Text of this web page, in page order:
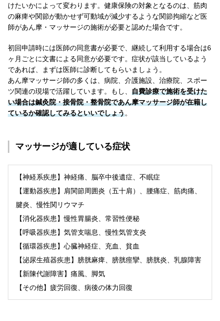
けたいかによって変わります。健康保険の対象となるのは、筋肉
の麻痺や関節が動かせず可動域が減少するような関節拘縮など医
師があん摩・マッサージの施術が必要と認めた場合です。
初回申請時には医師の同意書が必要で、継続して利用する場合は6
ヶ月ごとに文書による同意が必要です。症状が該当しているよう
であれば、まずは医師に診断してもらいましょう。
あん摩マッサージ師の多くは、病院、介護施設、治療院、スポー
ツ関連の現場で活躍しています。もし、 自費診療で施術を受けた
い場合は鍼灸院・接骨院・整骨院であん摩マッサージ師が在籍し
ているか確認してみるといいでしょう。
マッサージが適している症状
【神経系疾患】神経痛、脳卒中後遺症、不眠症
【運動器疾患】肩関節周囲炎（五十肩）、腰痛症、筋肉痛、
腱炎、慢性関リウマチ
【消化器疾患】慢性胃腸炎、常習性便秘
【呼吸器疾患】気管支喘息、慢性気管支炎
【循環器疾患】心臓神経症、充血、貧血
【泌尿生殖器疾患】膀胱麻痺、膀胱痙攣、膀胱炎、乳腺障害
【新陳代謝障害】痛風、脚気
【その他】疲労回復、病後の体力回復